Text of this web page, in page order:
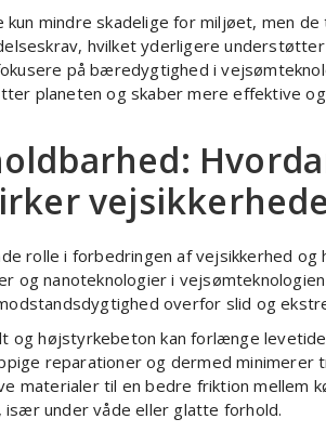
kun mindre skadelige for miljøet, men
hvilket yderligere understøtter
på bæredygtighed i
planeten og skaber mere effektive
rolle i forbedringen af vejsikkerhed og
og nanoteknologier i
overfor slid og
og højstyrkebeton kan forlænge
reparationer og dermed minimerer
materialer til en bedre friktion mellem
især under våde eller glatte forhold.